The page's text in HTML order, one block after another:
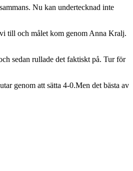
Nu kan undertecknad inte
till och målet kom genom Anna Kralj.
sedan rullade det faktiskt på. Tur för
genom att sätta 4-0.Men det bästa av